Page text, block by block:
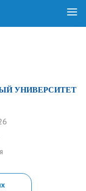
УНИВЕРСИТЕТ